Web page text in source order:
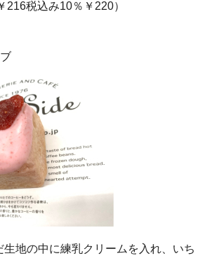
216税込み10％￥220）
地の中に練乳クリームを入れ、いち